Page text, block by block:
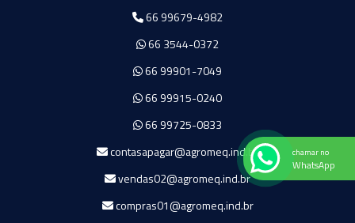
66 99679-4982
66 3544-0372
66 99901-7049
66 99915-0240
66 99725-0833
contasapagar@agromeq.ind.br
vendas02@agromeq.ind.br
compras01@agromeq.ind.br
chamar no
WhatsApp